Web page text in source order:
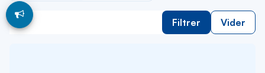
Filtrer Vider